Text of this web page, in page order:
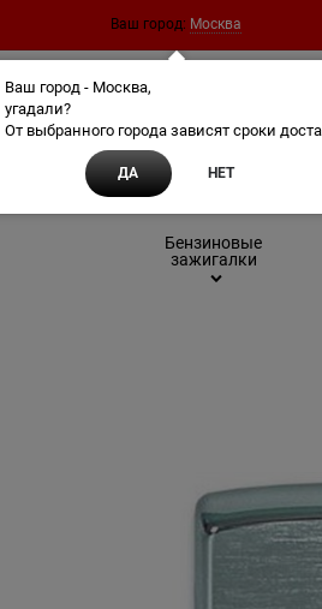
Ваш город: Москва
Бензиновые
зажигалки
Ваш город - Москва,
угадали?
От выбранного города зависят сроки
ДА НЕТ